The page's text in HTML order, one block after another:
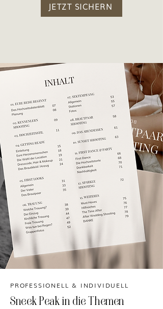
JETZT SICHERN
PROFESSIONELL & INDIVIDUELL
Sneek Peak in die Themen